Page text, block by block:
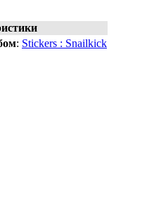
: Stickers : Snailkick